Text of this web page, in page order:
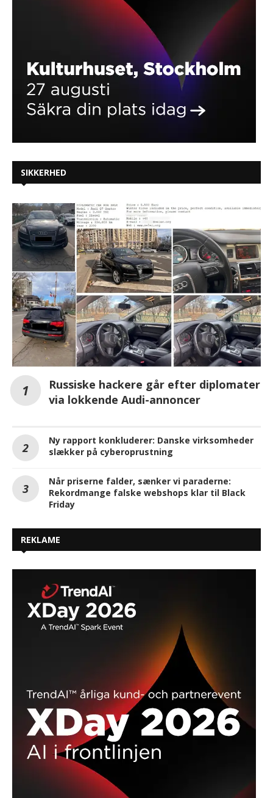
SIKKERHED
Russiske hackere går efter diplomater
via lokkende Audi-annoncer
Ny rapport konkluderer: Danske virksomheder
slækker på cyberoprustning
Når priserne falder, sænker vi paraderne:
Rekordmange falske webshops klar til Black
Friday
REKLAME